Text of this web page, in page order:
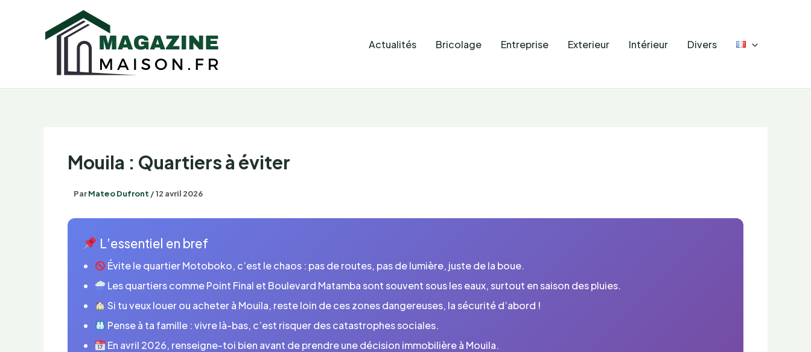
Actualités Bricolage Entreprise Exterieur Intérieur Divers
Mouila : Quartiers à éviter
ParMateo Dufront /12 avril 2026
L’essentiel en bref
Évite le quartier Motoboko, c’est le chaos : pas de routes, pas de lumière, juste de la boue.
Les quartiers comme Point Final et Boulevard Matamba sont souvent sous les eaux, surtout en saison des pluies.
Si tu veux louer ou acheter à Mouila, reste loin de ces zones dangereuses, la sécurité d’abord !
Pense à ta famille : vivre là-bas, c’est risquer des catastrophes sociales.
En avril 2026, renseigne-toi bien avant de prendre une décision immobilière à Mouila.